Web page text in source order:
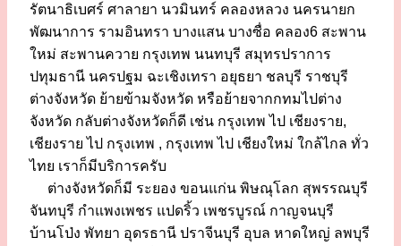
รัตนาธิเบศร์ ศาลายา นวมินทร์ คลองหลวง นครนายก
พัฒนาการ รามอินทรา บางแสน บางซื่อ คลอง6 สะพาน
ใหม่ สะพานควาย กรุงเทพ นนทบุรี สมุทรปราการ
ปทุมธานี นครปฐม ฉะเชิงเทรา อยุธยา ชลบุรี ราชบุรี
ต่างจังหวัด ย้ายข้ามจังหวัด หรือย้ายจากกทมไปต่าง
จังหวัด กลับต่างจังหวัดก็ดี เช่น กรุงเทพ ไป เชียงราย,
เชียงราย ไป กรุงเทพ , กรุงเทพ ไป เชียงใหม่ ใกล้ไกล ทั่ว
ไทย เราก็มีบริการครับ
ต่างจังหวัดก็มี ระยอง ขอนแก่น พิษณุโลก สุพรรณบุรี
จันทบุรี กำแพงเพชร แปดริ้ว เพชรบูรณ์ กาญจนบุรี
บ้านโป่ง พัทยา อุดรธานี ปราจีนบุรี อุบล หาดใหญ่ ลพบุรี